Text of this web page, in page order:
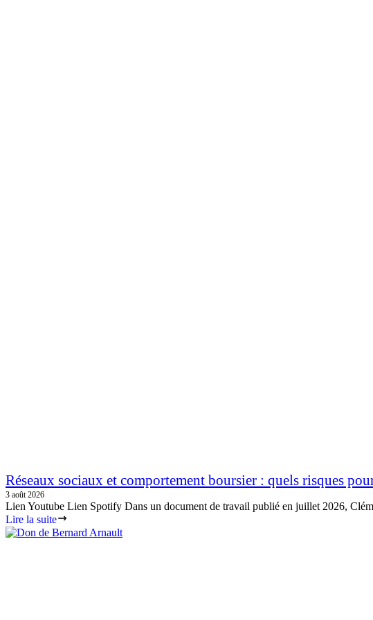
Réseaux sociaux et comportement boursier : quels risques
3 août 2026
Lien Youtube Lien Spotify Dans un document de travail publié en juillet 2026,
Lire la suite